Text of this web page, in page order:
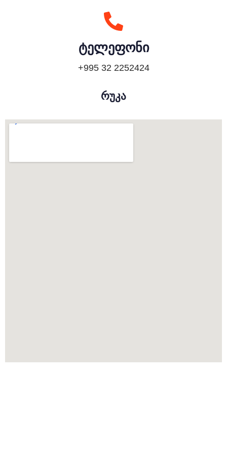
ტელეფონი
+995 32 2252424
რუკა